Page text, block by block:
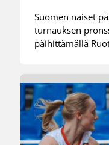
Suomen naiset
turnauksen
päihittämällä